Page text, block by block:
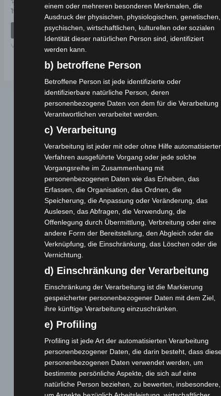
Bewertet
0
19,00
IN DEN WARENKORB
VSX
Webseite
Cashback-Aktion
Händler werden
Home
Gemeinsam spenden
Reklamation einreichen
Über uns
Produktpalette
Elektro-Fahrräder
Elektro-Kabinenroller
Elektro-Klappräder
Elektro-Lastendreiräder
einem oder mehreren besonderen Merkmalen, die
Ausdruck der physischen, physiologischen, genetischen,
psychischen, wirtschaftlichen, kulturellen oder sozialen
Identität dieser natürlichen Person sind, identifiziert
werden kann.
b) betroffene Person
Betroffene Person ist jede identifizierte oder
identifizierbare natürliche Person, deren
personenbezogene Daten von dem für die Verarbeitung
Verantwortlichen verarbeitet werden.
c) Verarbeitung
Verarbeitung ist jeder mit oder ohne Hilfe automatisierter
Verfahren ausgeführte Vorgang oder jede solche
Vorgangsreihe im Zusammenhang mit
personenbezogenen Daten wie das Erheben, das
Erfassen, die Organisation, das Ordnen, die
Speicherung, die Anpassung oder Veränderung, das
Auslesen, das Abfragen, die Verwendung, die
Offenlegung durch Übermittlung, Verbreitung oder eine
andere Form der Bereitstellung, den Abgleich oder die
Verknüpfung, die Einschränkung, das Löschen oder die
Vernichtung.
d) Einschränkung der Verarbeitung
Einschränkung der Verarbeitung ist die Markierung
gespeicherter personenbezogener Daten mit dem Ziel,
ihre künftige Verarbeitung einzuschränken.
e) Profiling
Profiling ist jede Art der automatisierten Verarbeitung
personenbezogener Daten, die darin besteht, dass
personenbezogenen Daten verwendet werden, um
bestimmte persönliche Aspekte, die sich auf eine
natürliche Person beziehen, zu bewerten, insbesondere,